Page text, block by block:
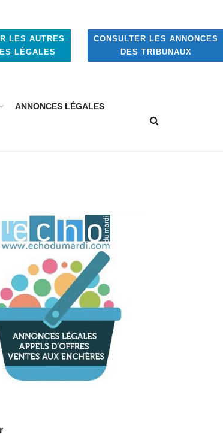
LES AUTRES
LÉGALES
CONSULTER LES ANNONCES
DES TRIBUNAUX
ANNONCES LÉGALES